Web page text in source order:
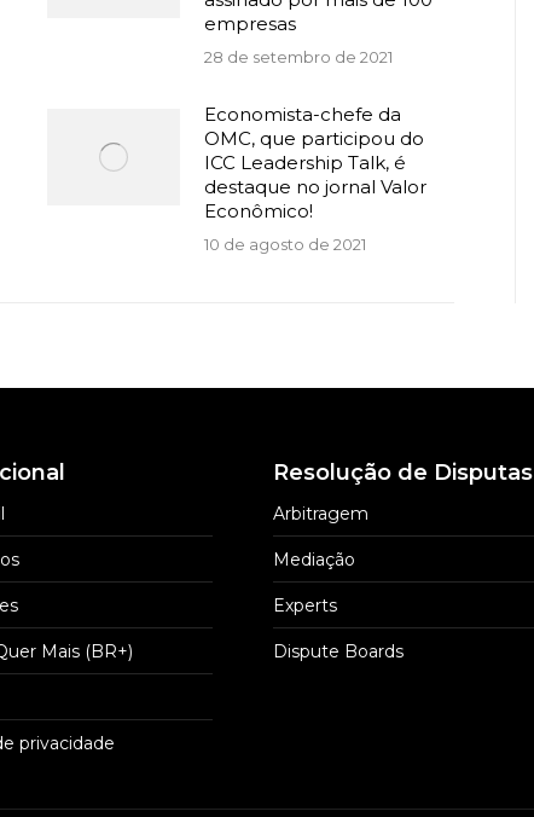
empresas
28 de setembro de 2021
Economista-chefe da
OMC, que participou do
ICC Leadership Talk, é
destaque no jornal Valor
Econômico!
10 de agosto de 2021
Mais (BR+)
privacidade
Resolução de Disputas
Arbitragem
Mediação
Experts
Dispute Boards